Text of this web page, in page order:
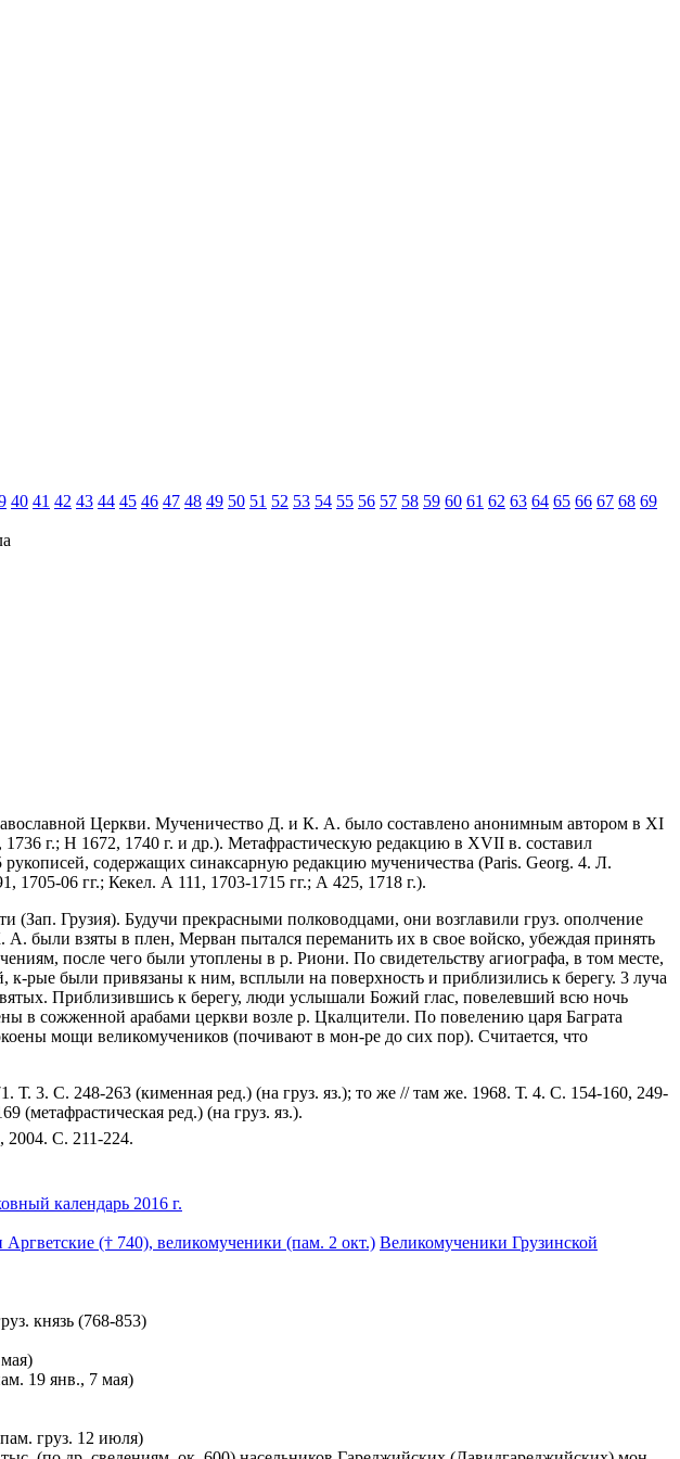
40 41 42 43 44 45 46 47 48 49 50 51 52 53 54 55 56 57 58 59 60 61 62 63 64 65 66 67 68 69
Церкви. Мученичество Д. и К. А. было составлено анонимным автором в XI
г.; Н 1672, 1740 г. и др.). Метафрастическую редакцию в XVII в. составил
содержащих синаксарную редакцию мученичества (Paris. Georg. 4. Л.
06 гг.; Кекел. А 111, 1703-1715 гг.; А 425, 1718 г.).
Грузия). Будучи прекрасными полководцами, они возглавили груз. ополчение
были взяты в плен, Мерван пытался переманить их в свое войско, убеждая принять
после чего были утоплены в р. Риони. По свидетельству агиографа, в том месте,
к-рые были привязаны к ним, всплыли на поверхность и приблизились к берегу. 3 луча
Приблизившись к берегу, люди услышали Божий глас, повелевший всю ночь
в сожженной арабами церкви возле р. Цкалцители. По повелению царя Баграта
мощи великомучеников (почивают в мон-ре до сих пор). Считается, что
3. С. 248-263 (кименная ред.) (на груз. яз.); то же // там же. 1968. Т. 4. С. 154-160, 249-
(метафрастическая ред.) (на груз. яз.).
С. 211-224.
календарь 2016 г.
(† 740), великомученики (пам. 2 окт.) Великомученики Грузинской
князь (768-853)
19 янв., 7 мая)
груз. 12 июля)